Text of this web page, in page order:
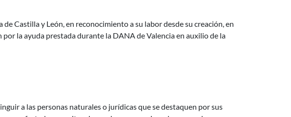
Castilla y León, en reconocimiento a su labor desde su creación, en
la ayuda prestada durante la DANA de Valencia en auxilio de la
a las personas naturales o jurídicas que se destaquen por sus